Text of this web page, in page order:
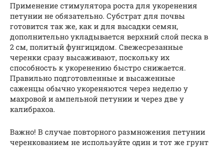
Применение стимулятора роста для укоренения
петунии не обязательно. Субстрат для почвы
готовится так же, как и для высадки семян,
дополнительно укладывается верхний слой песка в
2 см, политый фунгицидом. Свежесрезанные
черенки сразу высаживают, поскольку их
способность к укоренению быстро снижается.
Правильно подготовленные и высаженные
саженцы обычно укореняются через неделю у
махровой и ампельной петунии и через две у
калибрахоа.
Важно! В случае повторного размножения петунии
черенкованием не используйте один и тот же грунт